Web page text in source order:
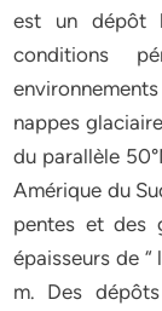
est un dépôt
conditions
nappes
du parallèle
Amérique du
pentes et des
épaisseurs de
m. Des